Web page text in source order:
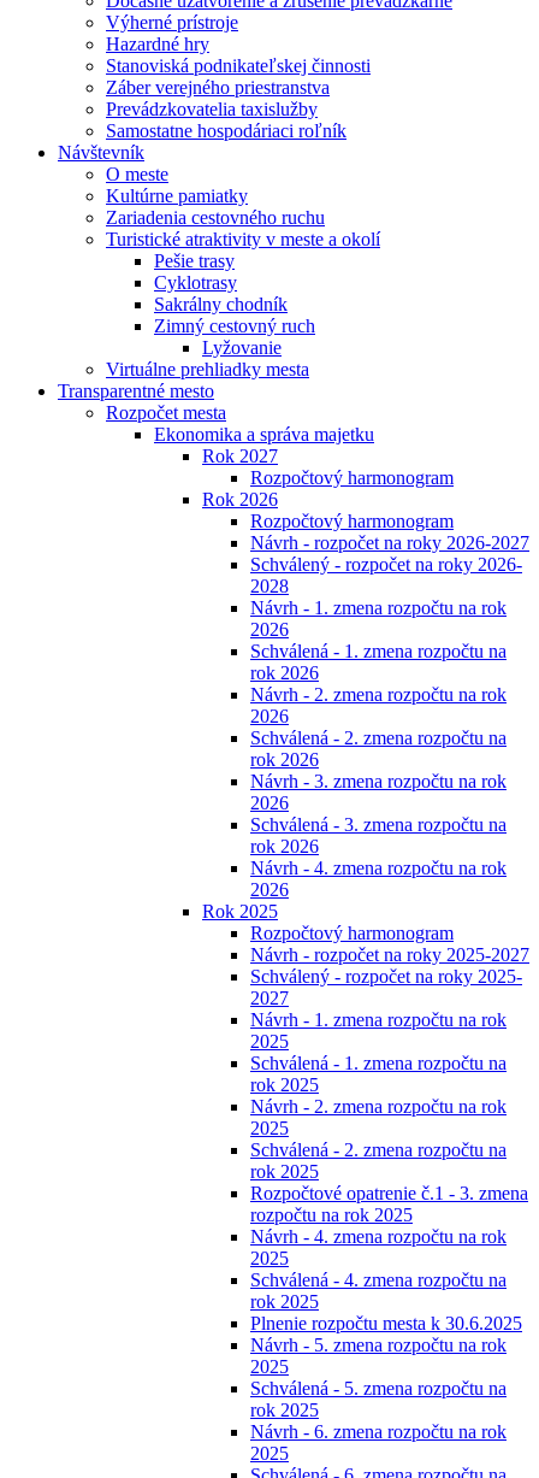
Výherné prístroje
Hazardné hry
Stanoviská podnikateľskej činnosti
Záber verejného priestranstva
Prevádzkovatelia taxislužby
Samostatne hospodáriaci roľník
Návštevník
O meste
Kultúrne pamiatky
Zariadenia cestovného ruchu
Turistické atraktivity v meste a okolí
Pešie trasy
Cyklotrasy
Sakrálny chodník
Zimný cestovný ruch
Lyžovanie
Virtuálne prehliadky mesta
Transparentné mesto
Rozpočet mesta
Ekonomika a správa majetku
Rok 2027
Rozpočtový harmonogram
Rok 2026
Rozpočtový harmonogram
Návrh - rozpočet na roky 2026-2027
Schválený - rozpočet na roky 2026-
2028
Návrh - 1. zmena rozpočtu na rok
2026
Schválená - 1. zmena rozpočtu na
rok 2026
Návrh - 2. zmena rozpočtu na rok
2026
Schválená - 2. zmena rozpočtu na
rok 2026
Návrh - 3. zmena rozpočtu na rok
2026
Schválená - 3. zmena rozpočtu na
rok 2026
Návrh - 4. zmena rozpočtu na rok
2026
Rok 2025
Rozpočtový harmonogram
Návrh - rozpočet na roky 2025-2027
Schválený - rozpočet na roky 2025-
2027
Návrh - 1. zmena rozpočtu na rok
2025
Schválená - 1. zmena rozpočtu na
rok 2025
Návrh - 2. zmena rozpočtu na rok
2025
Schválená - 2. zmena rozpočtu na
rok 2025
Rozpočtové opatrenie č.1 - 3. zmena
rozpočtu na rok 2025
Návrh - 4. zmena rozpočtu na rok
2025
Schválená - 4. zmena rozpočtu na
rok 2025
Plnenie rozpočtu mesta k 30.6.2025
Návrh - 5. zmena rozpočtu na rok
2025
Schválená - 5. zmena rozpočtu na
rok 2025
Návrh - 6. zmena rozpočtu na rok
2025